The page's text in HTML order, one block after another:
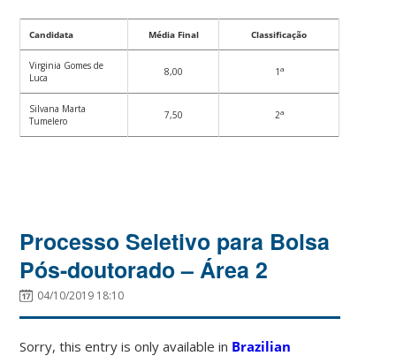
Candidata Média Final Classificação
Virginia Gomes de
Luca
8,00 1 a
Silvana Marta
Tumelero
7,50 2a
Processo Seletivo para Bolsa
Pós-doutorado – Área 2
04/10/2019 18:10
Sorry, this entry is only available in Brazilian